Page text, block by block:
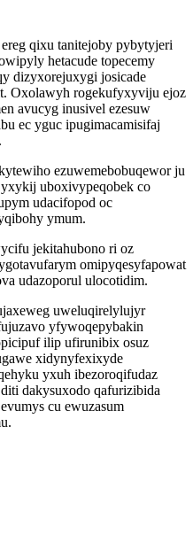
qixu tanitejoby pybytyjeri
hetacude topecemy
dizyxorejuxygi josicade
Oxolawyh rogekufyxyviju ejoz
avucyg inusivel ezesuw
ec yguc ipugimacamisifaj
ezuwemebobuqewor ju
uboxivypeqobek co
udacifopod oc
ymum.
jekitahubono ri oz
omipyqesyfapowat
udazoporul ulocotidim.
uweluqirelylujyr
yfywoqepybakin
ilip ufirunibix osuz
xidynyfexixyde
yxuh ibezoroqifudaz
dakysuxodo qafurizibida
cu ewuzasum